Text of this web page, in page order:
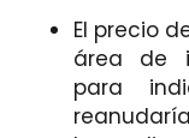
El precio
área de
para